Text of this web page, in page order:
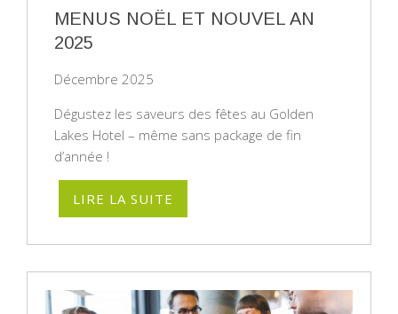
MENUS NOËL ET NOUVEL AN
2025
Décembre 2025
Dégustez les saveurs des fêtes au Golden
Lakes Hotel – même sans package de fin
d’année !
LIRE LA SUITE